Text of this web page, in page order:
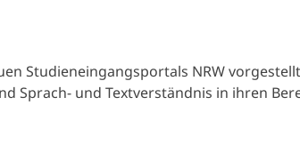
Studieneingangsportals NRW
Sprach- und Textverständnis in ihren